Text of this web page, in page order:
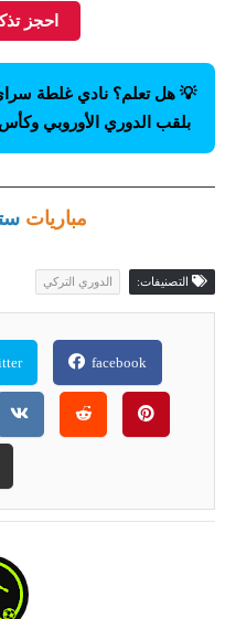
احجز
💡 هل تعلم؟ نادي غلطة سراي
بلقب الدوري الأوروبي وكأس
مباريات
التصنيفات: الدوري التركي
facebook